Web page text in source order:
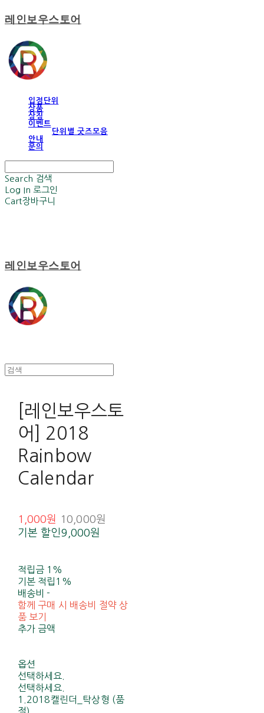
레인보우스토어
입점단위
상품
상징
이벤트
단위별 굿즈모음
안내
문의
Search 검색
Log In 로그인
Cart장바구니
레인보우스토어
[레인보우스토
어] 2018
Rainbow
Calendar
1,000원
10,000원
기본 할인9,000원
적립금 1%
기본 적립 1%
배송비-
함께 구매 시 배송비 절약 상
품 보기
추가 금액
옵션
선택하세요.
선택하세요.
1.2018캘린더_탁상형 (품